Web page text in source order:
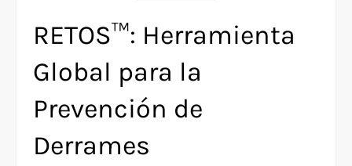
RETOS™: Herramienta
Global para la
Prevención de
Derrames